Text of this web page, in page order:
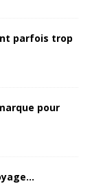
parfois trop
pour